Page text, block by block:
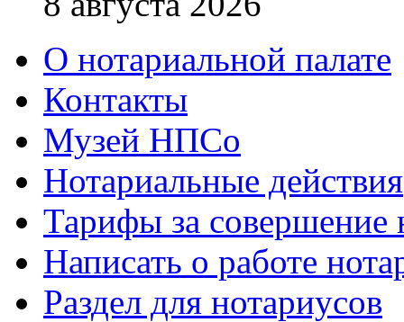
О нотариальной палате
Контакты
Музей НПСо
Нотариальные действия
Тарифы за совершение
Написать о работе
Раздел для нотариусов